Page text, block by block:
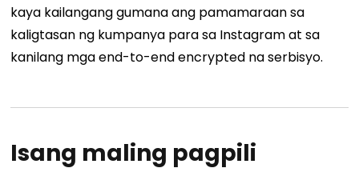
kaya kailangang gumana ang pamamaraan sa
kaligtasan ng kumpanya para sa Instagram at sa
kanilang mga end-to-end encrypted na serbisyo.
Isang maling pagpili